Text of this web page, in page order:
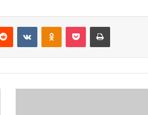
Reddit VKontakteOdnoklassniki
Pocket Imprimir